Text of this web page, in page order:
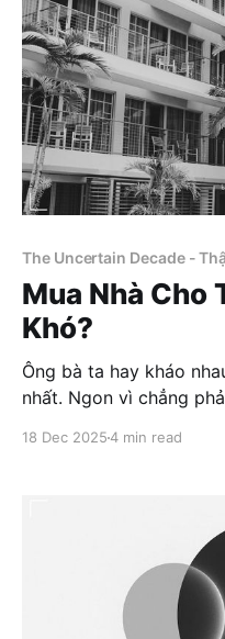
The Uncertain Decade -
Mua Nhà Cho
Khó?
Ông bà ta hay kháo
nhất. Ngon vì chẳng phải làm gì cũng có tiền đều mỗi
18 Dec 20254 min read